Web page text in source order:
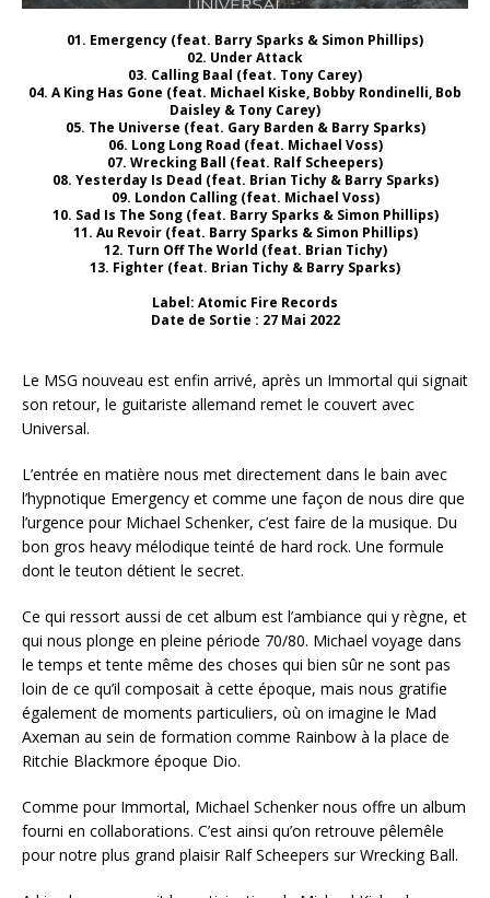
01. Emergency (feat. Barry Sparks & Simon Phillips)
02. Under Attack
03. Calling Baal (feat. Tony Carey)
04. A King Has Gone (feat. Michael Kiske, Bobby Rondinelli, Bob
Daisley & Tony Carey)
05. The Universe (feat. Gary Barden & Barry Sparks)
06. Long Long Road (feat. Michael Voss)
07. Wrecking Ball (feat. Ralf Scheepers)
08. Yesterday Is Dead (feat. Brian Tichy & Barry Sparks)
09. London Calling (feat. Michael Voss)
10. Sad Is The Song (feat. Barry Sparks & Simon Phillips)
11. Au Revoir (feat. Barry Sparks & Simon Phillips)
12. Turn Off The World (feat. Brian Tichy)
13. Fighter (feat. Brian Tichy & Barry Sparks)
Label: Atomic Fire Records
Date de Sortie : 27 Mai 2022
Le MSG nouveau est enfin arrivé, après un Immortal qui signait
son retour, le guitariste allemand remet le couvert avec
Universal.
L’entrée en matière nous met directement dans le bain avec
l’hypnotique Emergency et comme une façon de nous dire que
l’urgence pour Michael Schenker, c’est faire de la musique. Du
bon gros heavy mélodique teinté de hard rock. Une formule
dont le teuton détient le secret.
Ce qui ressort aussi de cet album est l’ambiance qui y règne, et
qui nous plonge en pleine période 70/80. Michael voyage dans
le temps et tente même des choses qui bien sûr ne sont pas
loin de ce qu’il composait à cette époque, mais nous gratifie
également de moments particuliers, où on imagine le Mad
Axeman au sein de formation comme Rainbow à la place de
Ritchie Blackmore époque Dio.
Comme pour Immortal, Michael Schenker nous offre un album
fourni en collaborations. C’est ainsi qu’on retrouve pêlemêle
pour notre plus grand plaisir Ralf Scheepers sur Wrecking Ball.